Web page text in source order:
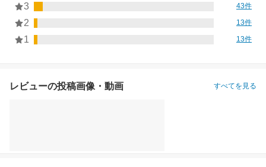
3 43件
2 13件
1 13件
レビューの投稿画像・動画 すべてを見る